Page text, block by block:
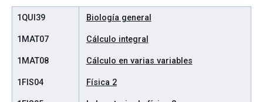
1QUI39 Biología general
1MAT07 Cálculo integral
1MAT08 Cálculo en varias variables
1FIS04 Física 2